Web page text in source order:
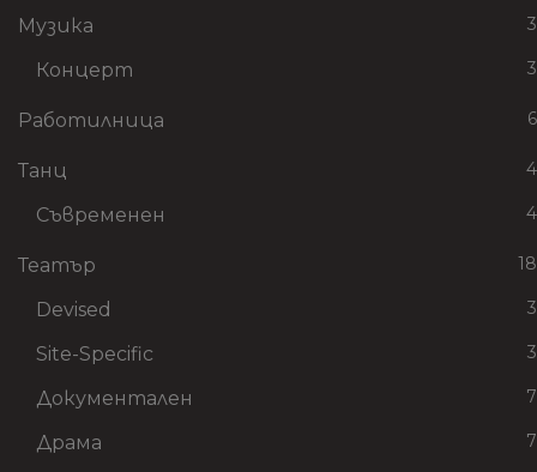
Музика 3
Концерт 3
Работилница 6
Танц 4
Съвременен 4
Театър 18
Devised 3
Site-Specific 3
Документален 7
Драма 7